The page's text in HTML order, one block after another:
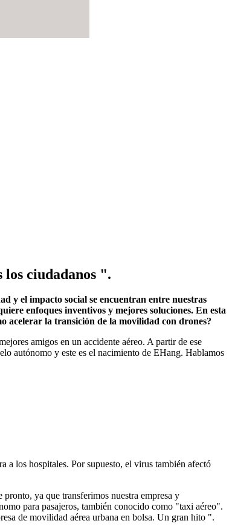
ciudadanos ".
y el impacto social se encuentran entre nuestras
enfoques inventivos y mejores soluciones. En esta
acelerar la transición de la movilidad con drones?
amigos en un accidente aéreo. A partir de ese
autónomo y este es el nacimiento de EHang. Hablamos
a los hospitales. Por supuesto, el virus también afectó
ya que transferimos nuestra empresa y
para pasajeros, también conocido como "taxi aéreo".
de movilidad aérea urbana en bolsa. Un gran hito ".